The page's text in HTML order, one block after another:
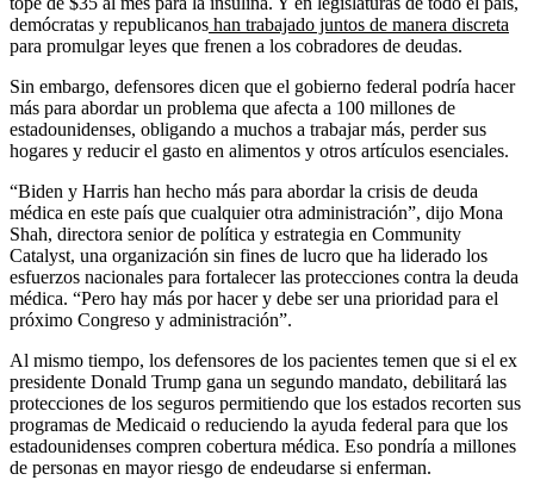
demócratas y republicanos han trabajado juntos de manera discreta
para promulgar leyes que frenen a los cobradores de deudas.
Sin embargo, defensores dicen que el gobierno federal podría hacer
más para abordar un problema que afecta a 100 millones de
estadounidenses, obligando a muchos a trabajar más, perder sus
hogares y reducir el gasto en alimentos y otros artículos esenciales.
“Biden y Harris han hecho más para abordar la crisis de deuda
médica en este país que cualquier otra administración”, dijo Mona
Shah, directora senior de política y estrategia en Community
Catalyst, una organización sin fines de lucro que ha liderado los
esfuerzos nacionales para fortalecer las protecciones contra la deuda
médica. “Pero hay más por hacer y debe ser una prioridad para el
próximo Congreso y administración”.
Al mismo tiempo, los defensores de los pacientes temen que si el ex
presidente Donald Trump gana un segundo mandato, debilitará las
protecciones de los seguros permitiendo que los estados recorten sus
programas de Medicaid o reduciendo la ayuda federal para que los
estadounidenses compren cobertura médica. Eso pondría a millones
de personas en mayor riesgo de endeudarse si enferman.